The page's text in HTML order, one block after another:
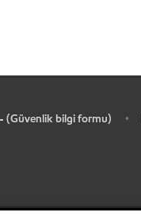
(Güvenlik bilgi formu) •